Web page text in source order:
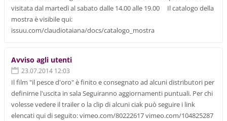
visitata dal martedì al sabato dalle 14.00 alle 19.00 Il catalogo della
mostra è visibile qui:
issuu.com/claudiotaiana/docs/catalogo_mostra
Avviso agli utenti
23.07.2014 12:03
Il film "il pesce d'oro" è finito e consegnato ad alcuni distributori per
definirne l'uscita in sala Seguiranno aggiornamenti puntuali. Per chi
volesse vedere il trailer o la clip di alcuni ciak può seguire i link
elencati qui di seguito: vimeo.com/80222617 vimeo.com/104825287